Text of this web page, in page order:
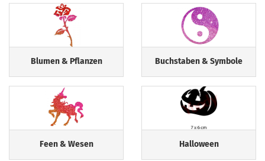
Blumen & Pflanzen Buchstaben & Symbole
Feen & Wesen Halloween